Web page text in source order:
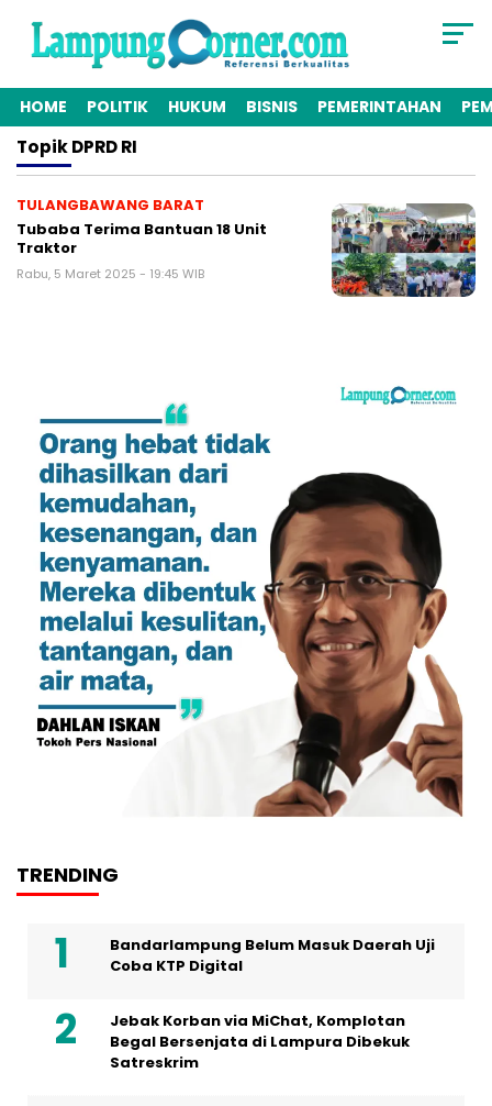
HOME POLITIK HUKUM BISNIS PEMERINTAHAN
TopikDPRD RI
TULANGBAWANG BARAT
Tubaba Terima Bantuan 18 Unit
Traktor
Rabu, 5 Maret 2025 - 19:45 WIB
TRENDING
Bandarlampung Belum Masuk Daerah Uji
Coba KTP Digital
Jebak Korban via MiChat, Komplotan
Begal Bersenjata di Lampura Dibekuk
Satreskrim